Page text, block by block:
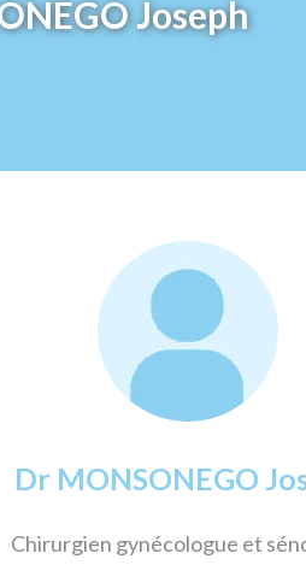
Joseph
Dr MONSONEGO
Chirurgien gynécologue et